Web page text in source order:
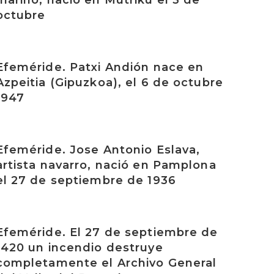
Patxi Andión nace en
(Gipuzkoa), el 6 de octubre
Jose Antonio Eslava,
navarro, nació en Pamplona
27 de septiembre de 1936
El 27 de septiembre de
un incendio destruye
el Archivo General